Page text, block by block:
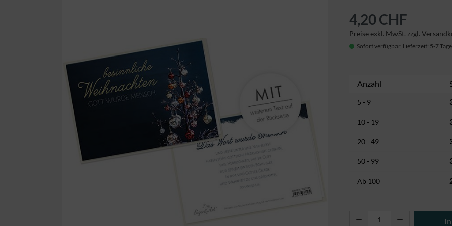
4,20 CHF
Preise exkl. MwSt. zzgl.
Sofort verfügbar, Lieferzeit: 5-7 Tage
Anzahl
5 - 9
10 - 19
20 - 49
50 - 99
Ab 100
Produkt Anzahl: